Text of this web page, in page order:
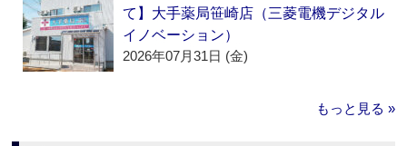
て】大手薬局笹崎店（三菱電機デジタル
イノベーション）
2026年07月31日 (金)
もっと見る »